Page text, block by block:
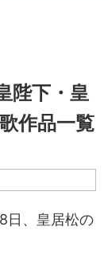
陛下・皇
作品一覧
日、皇居松の